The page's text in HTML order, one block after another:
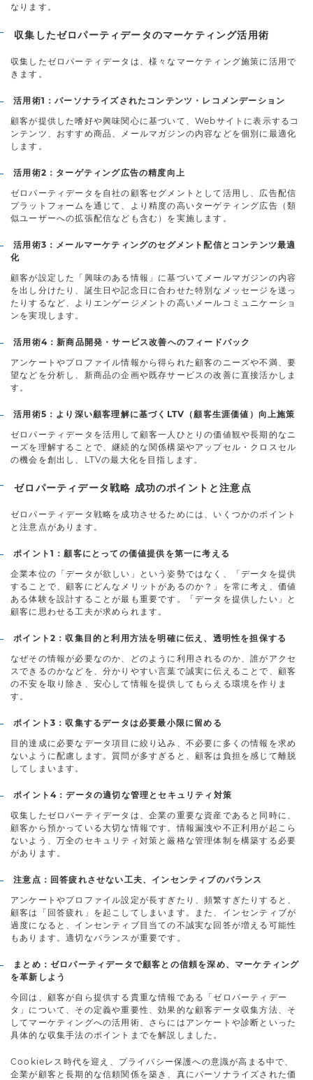
なります。
収集したゼロパーティデータのマーケティング活用術
収集したゼロパーティデータは、様々なマーケティング施策に活用で
きます。
活用術1：パーソナライズされたコンテンツ・レコメンデーション
顧客が提供した嗜好や興味関心に基づいて、Webサイトに表示するコ
ンテンツ、おすすめ商品、メールマガジンの内容などを個別に最適化
します。
活用術2：ターゲティング広告の精度向上
ゼロパーティデータを自社の顧客セグメントとして活用し、広告配信
プラットフォームを通じて、より精度の高いターゲティング広告（類
似ユーザーへの拡張配信なども含む）を実施します。
活用術3：メールマーケティングのセグメント配信とコンテンツ最適
化
顧客が設定した「興味のある情報」に基づいてメールマガジンの内容
を出し分けたり、誕生日や記念日に合わせた特別なメッセージを送っ
たりするなど、よりエンゲージメントの高いメールコミュニケーショ
ンを実現します。
活用術4：新商品開発・サービス改善へのフィードバック
アンケートやプロファイル情報から得られた顧客のニーズや不満、要
望などを分析し、新商品の企画や既存サービスの改善に直接活かしま
す。
活用術5：より深い顧客理解に基づくLTV（顧客生涯価値）向上施策
ゼロパーティデータを活用して顧客一人ひとりの価値観や長期的なニ
ーズを理解することで、継続的な関係構築やアップセル・クロスセル
の機会を創出し、LTVの最大化を目指します。
ゼロパーティデータ戦略 成功のポイントと注意点
ゼロパーティデータ戦略を成功させるためには、いくつかのポイント
と注意点があります。
ポイント1：顧客にとっての価値提供を第一に考える
企業本位の「データが欲しい」という姿勢ではなく、「データを提供
することで、顧客にどんなメリットがあるのか？」を常に考え、価値
ある体験を設計することが最も重要です。「データを提供したい」と
顧客に思わせる工夫が求められます。
ポイント2：収集目的と利用方法を明確に伝え、透明性を担保する
なぜその情報が必要なのか、どのように利用されるのか、誰がアクセ
スできるのかなどを、分かりやすい言葉で誠実に伝えることで、顧客
の不安を取り除き、安心して情報を提供してもらえる環境を作りま
す。
ポイント3：収集するデータは必要最小限に留める
目的達成に必要なデータ項目に絞り込み、不必要に多くの情報を求め
ないように配慮します。質問が多すぎると、顧客は負担を感じて離脱
してしまいます。
ポイント4：データの適切な管理とセキュリティ対策
収集したゼロパーティデータは、企業の重要な資産であると同時に、
顧客から預かっている大切な情報です。情報漏洩や不正利用が起こら
ないよう、万全のセキュリティ対策と厳格な管理体制を構築する必要
があります。
注意点：回答疲れさせない工夫、インセンティブのバランス
アンケートやプロファイル設定が長すぎたり、頻繁すぎたりすると、
顧客は「回答疲れ」を起こしてしまいます。また、インセンティブが
過度になると、インセンティブ目当ての不誠実な回答が増える可能性
もあります。適切なバランスが重要です。
まとめ：ゼロパーティデータで顧客との信頼を深め、マーケティング
を革新しよう
今回は、顧客が自ら提供する貴重な情報である「ゼロパーティデー
タ」について、その定義や重要性、効果的な顧客データ収集方法、そ
してマーケティングへの活用術、さらにはアンケートや診断といった
具体的な収集手法のポイントまでを解説しました。
Cookieレス時代を迎え、プライバシー保護への意識が高まる中で、
企業が顧客と長期的な信頼関係を築き、真にパーソナライズされた価